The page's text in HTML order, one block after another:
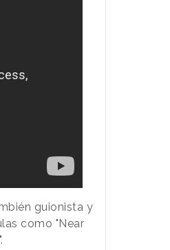
guionista y
como "Near